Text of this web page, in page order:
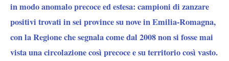
in modo anomalo precoce ed estesa: campioni di zanzare
positivi trovati in sei province su nove in Emilia-Romagna,
con la Regione che segnala come dal 2008 non si fosse mai
vista una circolazione così precoce e su territorio così vasto.